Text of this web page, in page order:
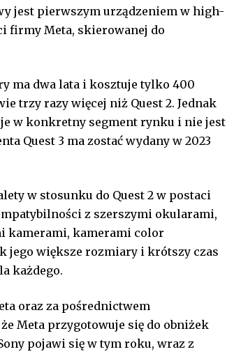
jest pierwszym urządzeniem w high-
firmy Meta, skierowanej do
ma dwa lata i kosztuje tylko 400
trzy razy więcej niż Quest 2. Jednak
w konkretny segment rynku i nie jest
Quest 3 ma zostać wydany w 2023
w stosunku do Quest 2 w postaci
z szerszymi okularami,
kamerami, kamerami color
jego większe rozmiary i krótszy czas
każdego.
oraz za pośrednictwem
Meta przygotowuje się do obniżek
pojawi się w tym roku, wraz z